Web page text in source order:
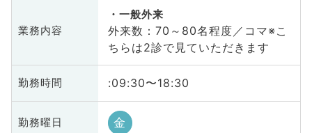
業務内容
一般外来
外来数：70～80名程度／コマ※こ
ちらは2診で見ていただきます
勤務時間 :09:30〜18:30
勤務曜日 金